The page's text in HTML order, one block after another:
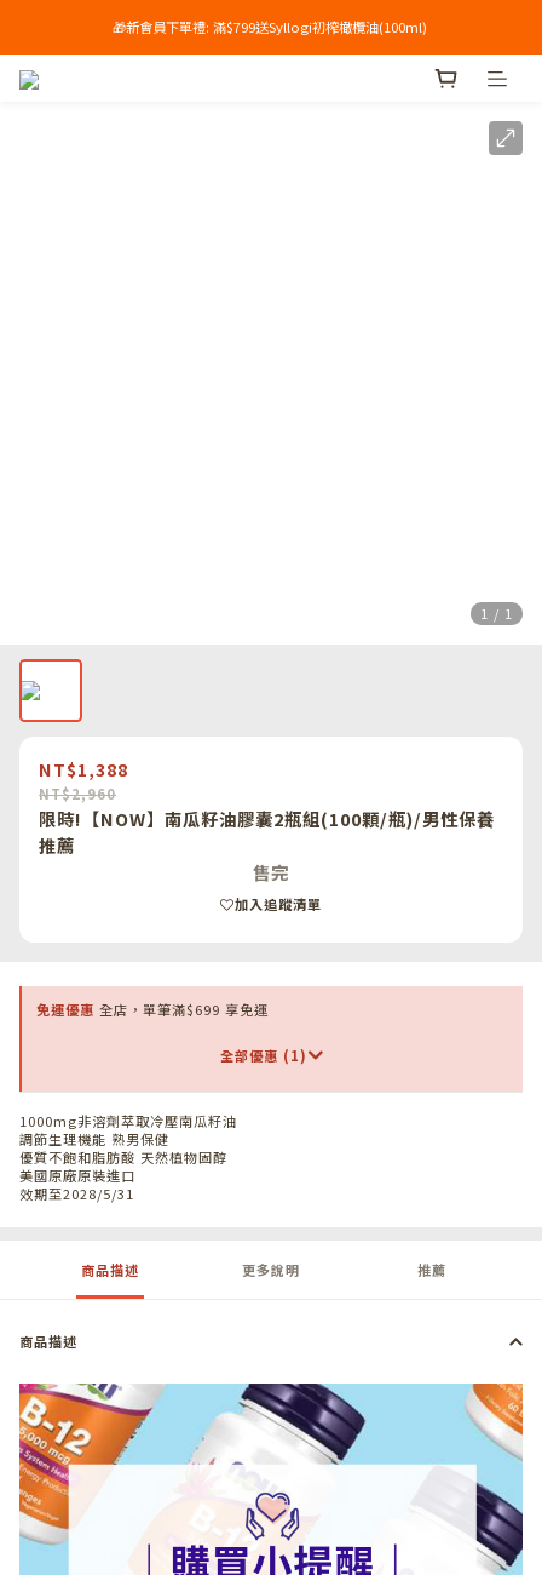
單筆滿$699享免運🔥
🎁新會員下單禮: 滿$799送Syllogi初榨橄欖油(100ml)
1 / 1
NT$1,388
NT$2,960
限時!【NOW】南瓜籽油膠囊2瓶組(100顆/瓶)/男性保養
推薦
售完
加入追蹤清單
免運優惠 全店，單筆滿$699 享免運
全部優惠 (1)
1000mg非溶劑萃取冷壓南瓜籽油
調節生理機能 熟男保健
優質不飽和脂肪酸 天然植物固醇
美國原廠原裝進口
效期至2028/5/31
商品描述 更多說明 推薦
商品描述